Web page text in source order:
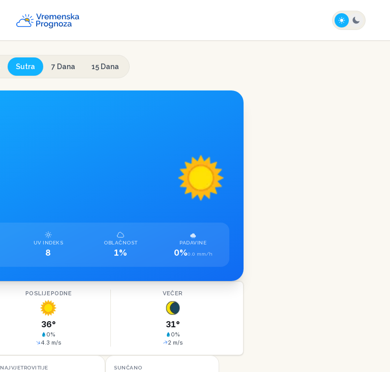
Sutra 7 Dana 15 Dana
UV INDEKS
8
OBLAČNOST
1%
PADAVINE
0%0.0 mm/h
POSLIJEPODNE
36°
0%
4.3 m/s
VEČER
31°
0%
2 m/s
NAJVJETROVITIJE SUNČANO